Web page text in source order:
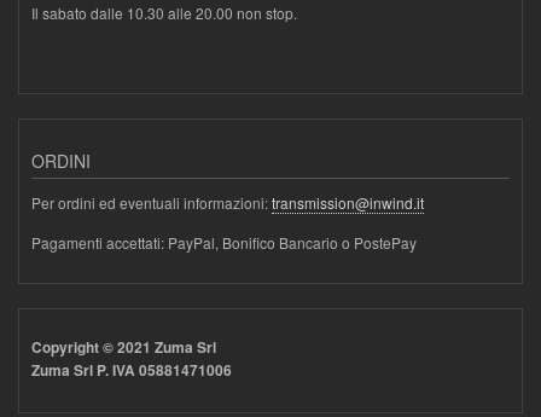
Il sabato dalle 10.30 alle 20.00 non stop.
ORDINI
Per ordini ed eventuali informazioni:transmission@inwind.it
Pagamenti accettati: PayPal, Bonifico Bancario o PostePay
Copyright © 2021 Zuma Srl
Zuma Srl P. IVA 05881471006